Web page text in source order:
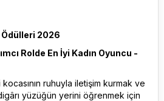
2026
Rolde En İyi Kadın Oyuncu -
ruhuyla iletişim kurmak ve
yüzüğün yerini öğrenmek için